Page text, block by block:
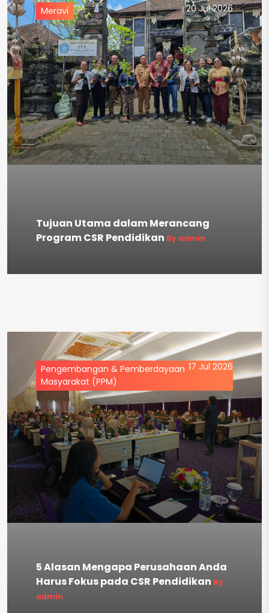
Meravi 20 Jul 2026
Tujuan Utama dalam Merancang
Program CSR Pendidikan By admin
Pengembangan & Pemberdayaan
Masyarakat (PPM)
17 Jul 2026
5 Alasan Mengapa Perusahaan Anda
Harus Fokus pada CSR Pendidikan By
admin